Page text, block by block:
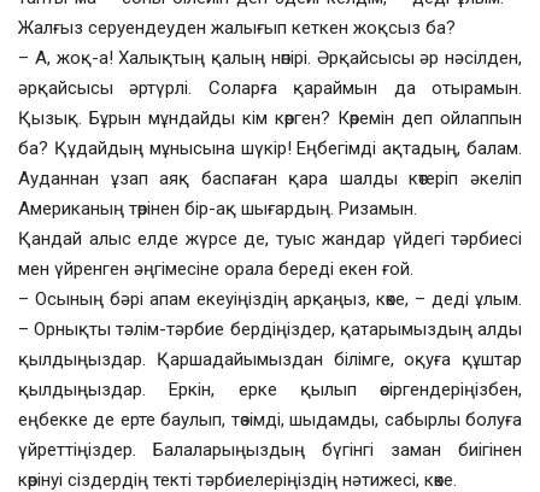
Жалғыз серуендеуден жалығып кеткен жоқсыз ба?
– А, жоқ-а! Халықтың қалың нөпірі. Әрқайсысы әр нәсілден,
әрқайсысы әртүрлі. Соларға қараймын да отырамын.
Қызық. Бұрын мұндайды кім көрген? Көремін деп ойлаппын
ба? Құдайдың мұнысына шүкір! Еңбегімді ақтадың, балам.
Ауданнан ұзап аяқ баспаған қара шалды көтеріп әкеліп
Американың төрінен бір-ақ шығардың. Ризамын.
Қандай алыс елде жүрсе де, туыс жандар үйдегі тәрбиесі
мен үйренген әңгімесіне орала береді екен ғой.
– Осының бәрі апам екеуіңіздің арқаңыз, көке, – деді ұлым.
– Орнықты тәлім-тәрбие бердіңіздер, қатарымыздың алды
қылдыңыздар. Қаршадайымыздан білімге, оқуға құштар
қылдыңыздар. Еркін, ерке қылып өсіргендеріңізбен,
еңбекке де ерте баулып, төзімді, шыдамды, сабырлы болуға
үйреттіңіздер. Балаларыңыздың бүгінгі заман биігінен
көрінуі сіздердің текті тәрбиелеріңіздің нәтижесі, көке.